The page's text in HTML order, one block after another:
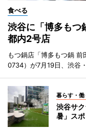
食べる
渋谷に「博多も
都内2号店
もつ鍋店「博多もつ鍋
0734）が7月19日、渋谷
暮らす・働
渋谷サ
暑」スポ